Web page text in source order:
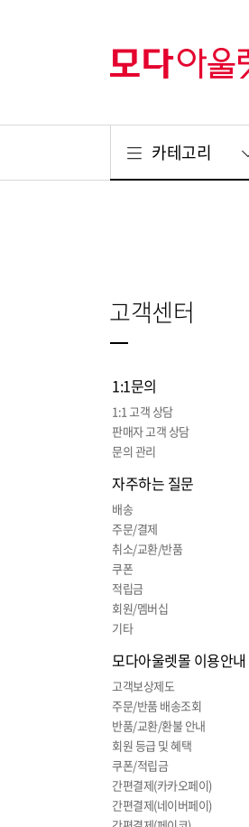
카테고리
고객센터
1:1문의
1:1 고객 상담
판매자 고객 상담
문의 관리
자주하는 질문
배송
주문/결제
취소/교환/반품
쿠폰
적립금
회원/멤버십
기타
모다아울렛몰 이용안내
고객보상제도
주문/반품 배송조회
반품/교환/환불 안내
회원 등급 및 혜택
쿠폰/적립금
간편결제(카카오페이)
간편결제(네이버페이)